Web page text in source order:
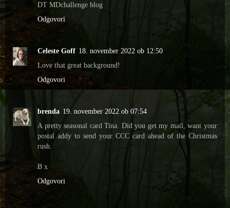
DT MDchallenge blog
Odgovori
Celeste Goff 18. november 2022 ob 12:50
Love that great background!
Odgovori
brenda 19. november 2022 ob 07:54
A pretty seasonal card Tina. Did you get my mail, want your
postal addy to send your CCC card ahead of the Christmas
rush.
B x
Odgovori